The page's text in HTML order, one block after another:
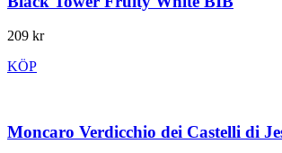
209 kr
KÖP
Moncaro Verdicchio dei Castelli di